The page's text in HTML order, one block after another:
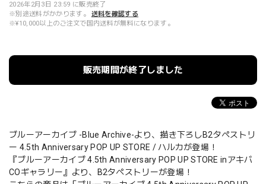
2026年2月3日 23:59 に販売終了
※別途送料がかかります。
送料を確認する
※¥10,000以上のご注文で国内送料が無料になります。
販売期間が終了しました
ブルーアーカイブ -Blue Archive-より、描き下ろしB2タペストリ
ー 4.5th Anniversary POP UP STORE / ハルカが登場！
『ブルーアーカイブ 4.5th Anniversary POP UP STORE inアキバ
COギャラリー』より、B2タペストリーが登場！